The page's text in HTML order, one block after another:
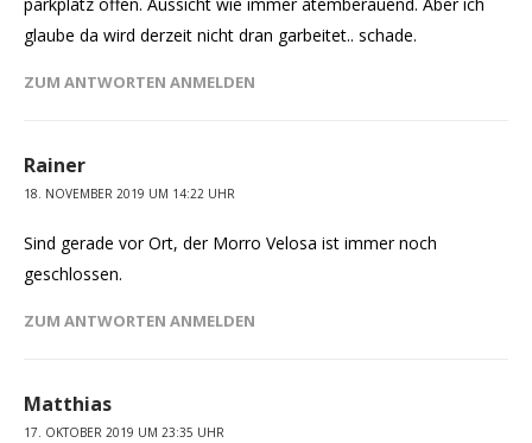
glaube da wird derzeit nicht dran garbeitet.. schade.
ZUM ANTWORTEN ANMELDEN
Rainer
18. NOVEMBER 2019 UM 14:22 UHR
Sind gerade vor Ort, der Morro Velosa ist immer noch
geschlossen.
ZUM ANTWORTEN ANMELDEN
Matthias
17. OKTOBER 2019 UM 23:35 UHR